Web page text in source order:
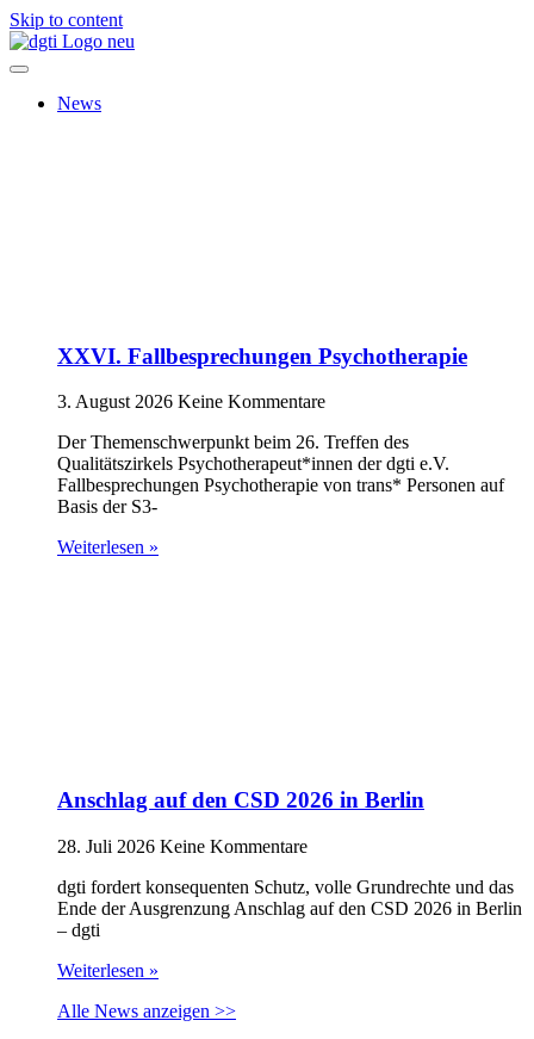
Skip to content
News
XXVI. Fallbesprechungen Psychotherapie
3. August 2026 Keine Kommentare
Der Themenschwerpunkt beim 26. Treffen des
Qualitätszirkels Psychotherapeut*innen der dgti e.V.
Fallbesprechungen Psychotherapie von trans* Personen auf
Basis der S3-
Weiterlesen »
Anschlag auf den CSD 2026 in Berlin
28. Juli 2026 Keine Kommentare
dgti fordert konsequenten Schutz, volle Grundrechte und das
Ende der Ausgrenzung Anschlag auf den CSD 2026 in Berlin
– dgti
Weiterlesen »
Alle News anzeigen >>